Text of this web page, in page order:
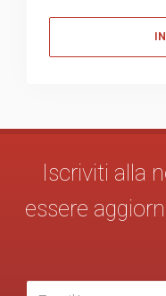
Iscriviti alla
essere